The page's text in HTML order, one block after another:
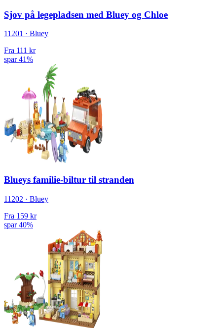
Sjov på legepladsen med Bluey og Chloe
11201 · Bluey
Fra 111 kr
spar 41%
Blueys familie-biltur til stranden
11202 · Bluey
Fra 159 kr
spar 40%